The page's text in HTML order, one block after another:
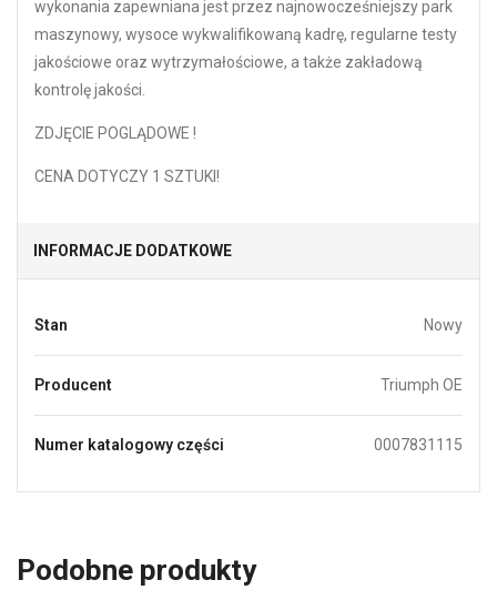
wykonania zapewniana jest przez najnowocześniejszy park
maszynowy, wysoce wykwalifikowaną kadrę, regularne testy
jakościowe oraz wytrzymałościowe, a także zakładową
kontrolę jakości.
ZDJĘCIE POGLĄDOWE !
CENA DOTYCZY 1 SZTUKI!
INFORMACJE DODATKOWE
Stan Nowy
Producent Triumph OE
Numer katalogowy części 0007831115
Podobne produkty